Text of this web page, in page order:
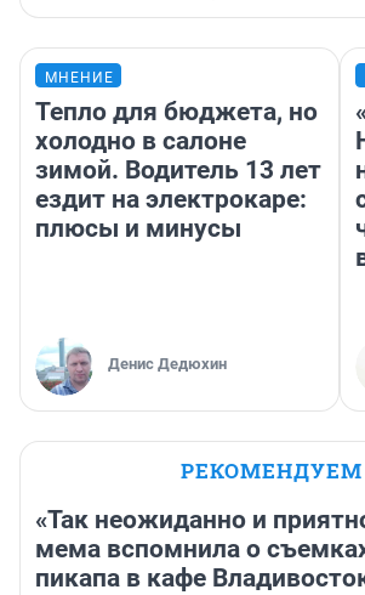
МНЕНИЕ
Тепло для бюджета, но
холодно в салоне
зимой. Водитель 13 лет
ездит на электрокаре:
плюсы и минусы
Денис Дедюхин
РЕКОМЕНДУЕМ
«Так неожиданно и
мема вспомнила о
пикапа в кафе